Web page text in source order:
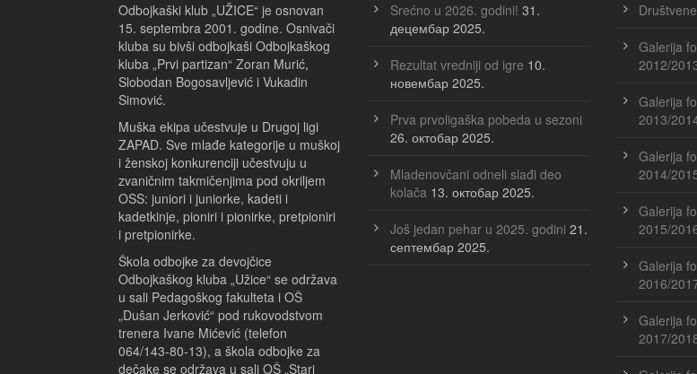
Odbojkaški klub „UŽICE“ je osnovan
15. septembra 2001. godine. Osnivači
kluba su bivši odbojkaši Odbojkaškog
kluba „Prvi partizan“ Zoran Murić,
Slobodan Bogosavljević i Vukadin
Simović.
Muška ekipa učestvuje u Drugoj ligi
ZAPAD. Sve mlađe kategorije u muškoj
i ženskoj konkurenciji učestvuju u
zvaničnim takmičenjima pod okriljem
OSS: juniori i juniorke, kadeti i
kadetkinje, pioniri i pionirke, pretpioniri
i pretpionirke.
Škola odbojke za devojčice
Odbojkaškog kluba „Užice“ se održava
u sali Pedagoškog fakulteta i OŠ
„Dušan Jerković“ pod rukovodstvom
trenera Ivane Mićević (telefon
064/143-80-13), a škola odbojke za
dečake se održava u sali OŠ „Stari
Srećno u 2026. godini! 31.
децембар 2025.
Rezultat vredniji od igre 10.
новембар 2025.
Prva prvoligaška pobeda u sezoni
26. октобар 2025.
Mladenovčani odneli slađi deo
kolača 13. октобар 2025.
Još jedan pehar u 2025. godini 21.
септембар 2025.
Galerija
2012/
Galerija
2013/
Galerija
2014/
Galerija
2015/
Galerija
2016/
Galerija
2017/